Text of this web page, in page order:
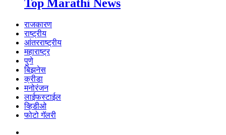
Top Marathi News
राजकारण
राष्ट्रीय
आंतरराष्ट्रीय
महाराष्ट्र
पुणे
बिझनेस
क्रीडा
मनोरंजन
लाईफस्टाईल
व्हिडीओ
फोटो गॅलरी